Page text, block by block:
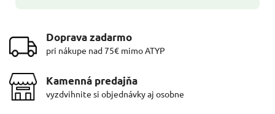
Doprava zadarmo
pri nákupe nad 75€ mimo ATYP
Kamenná predajňa
vyzdvihnite si objednávky aj osobne